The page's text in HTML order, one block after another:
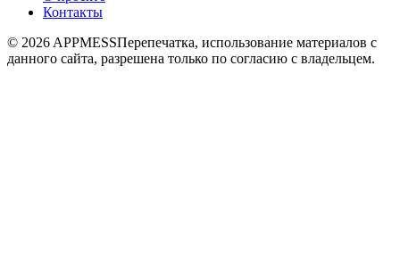
Контакты
© 2026 APPMESSПерепечатка, использование материалов с
данного сайта, разрешена только по согласию с владельцем.